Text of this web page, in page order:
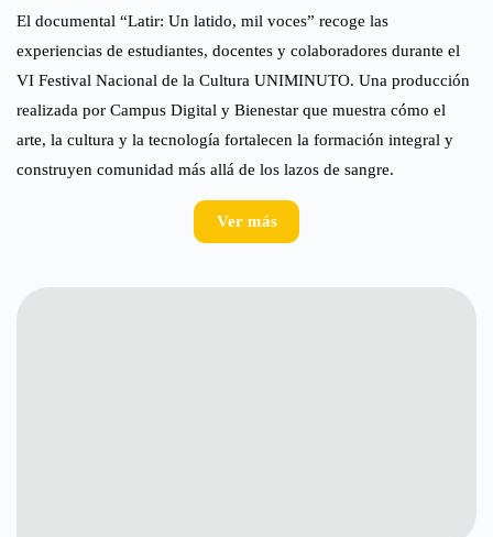
El documental “Latir: Un latido, mil voces” recoge las
experiencias de estudiantes, docentes y colaboradores durante el
VI Festival Nacional de la Cultura UNIMINUTO. Una producción
realizada por Campus Digital y Bienestar que muestra cómo el
arte, la cultura y la tecnología fortalecen la formación integral y
construyen comunidad más allá de los lazos de sangre.
Ver más